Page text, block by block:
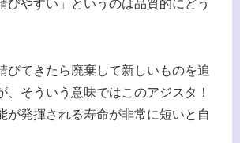
びやすい」というのは品質的にどう
びてきたら廃棄して新しいものを追
、そういう意味ではこのアジスタ！
が発揮される寿命が非常に短いと自